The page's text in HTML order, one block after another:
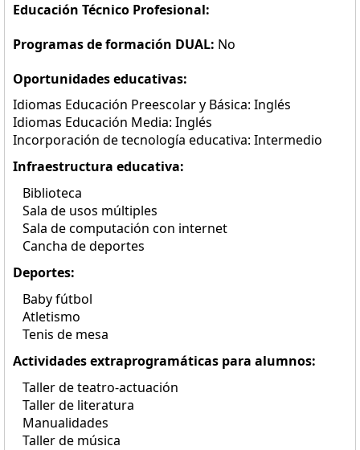
Educación Técnico Profesional:
Programas de formación DUAL: No
Oportunidades educativas:
Idiomas Educación Preescolar y Básica: Inglés
Idiomas Educación Media: Inglés
Incorporación de tecnología educativa: Intermedio
Infraestructura educativa:
Biblioteca
Sala de usos múltiples
Sala de computación con internet
Cancha de deportes
Deportes:
Baby fútbol
Atletismo
Tenis de mesa
Actividades extraprogramáticas para alumnos:
Taller de teatro-actuación
Taller de literatura
Manualidades
Taller de música